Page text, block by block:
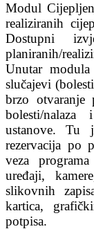
Modul
realiziranih
Dostupni
planiranih/
Unutar
slučajevi
brzo otvaranje
bolesti/
ustanove. Tu
rezervacija po
veza
uređaji,
slikovnih
kartica,
potpisa.